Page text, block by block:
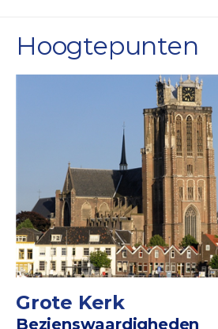
Hoogtepunten
Grote Kerk
Bezienswaardigheden